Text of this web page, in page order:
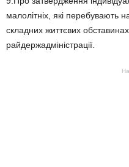
малолітніх, які перебувають
складних життєвих
райдержадміністрації.